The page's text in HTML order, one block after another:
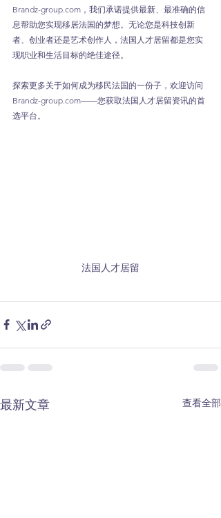
Brandz-group.com，我们承诺提供最新、最准确的信
息帮助您实现移居法国的梦想。无论您是科技创新
者、创业者还是艺术创作人，法国人才居留都是您实
现职业和生活目标的绝佳途径。
探索更多关于如何成为移民法国的一份子，欢迎访问
Brandz-group.com——您获取法国人才居留资讯的首
选平台。
法国人才居留
最新文章 查看全部